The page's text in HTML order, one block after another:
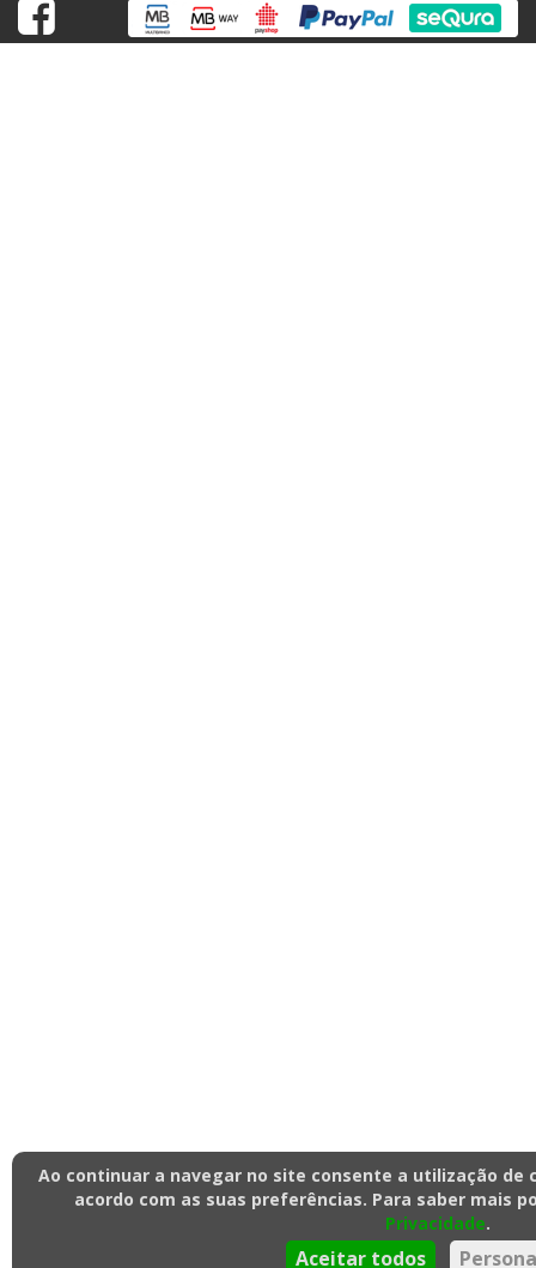
Ao continuar a navegar no site consente a utilização de
acordo com as suas preferências. Para saber mais
Privacidade.
Aceitar todos